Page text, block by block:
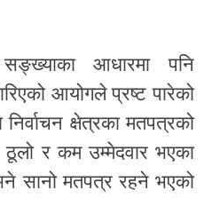
सङ्ख्याका आधारमा पनि
आयोगले प्रष्ट पारेको
क्षेत्रका मतपत्रको
र कम उम्मेदवार भएका
सानो मतपत्र रहने भएको